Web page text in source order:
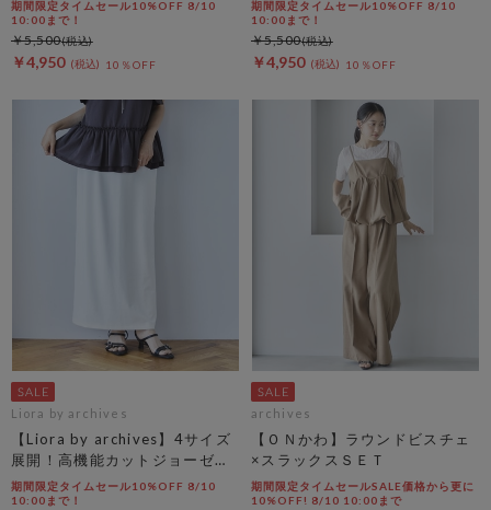
期間限定タイムセール10%OFF 8/10
10:00まで！
￥4,950 10％OFF
￥5,500
期間限定タイムセール10%OFF 8/10
10:00まで！
￥4,950 10％OFF
￥5,500
Liora by archives
【Liora by archives】4サイズ
展開！高機能カットジョーゼッ
トスカート
期間限定タイムセール10%OFF 8/10
10:00まで！
archives
【ＯＮかわ】ラウンドビスチェ
×スラックスＳＥＴ
期間限定タイムセールSALE価格から更に
10%OFF! 8/10 10:00まで